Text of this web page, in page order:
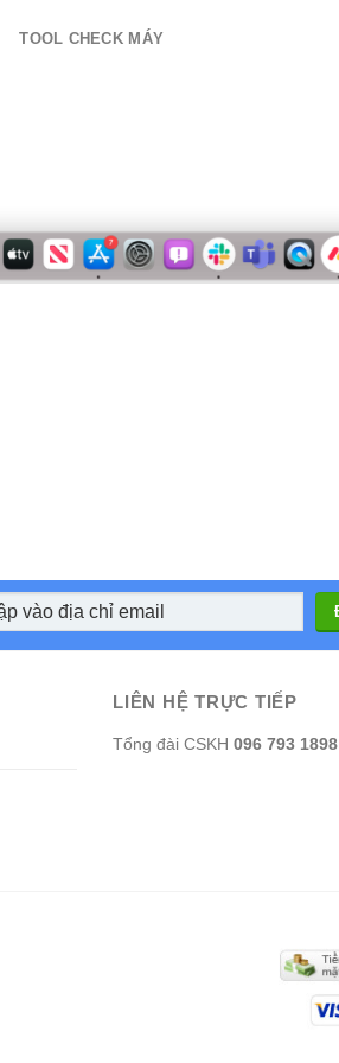
TOOL CHECK MÁY
LIÊN HỆ TRỰC TIẾP
Tổng đài CSKH 096 793 1898